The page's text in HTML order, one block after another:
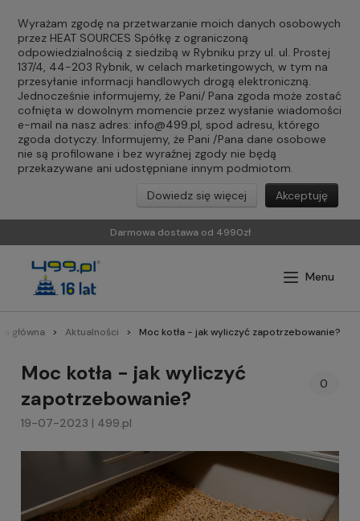
Wyrażam zgodę na przetwarzanie moich danych osobowych
przez HEAT SOURCES Spółkę z ograniczoną
odpowiedzialnością z siedzibą w Rybniku przy ul. ul. Prostej
137/4, 44-203 Rybnik, w celach marketingowych, w tym na
przesyłanie informacji handlowych drogą elektroniczną.
Jednocześnie informujemy, że Pani/ Pana zgoda może zostać
cofnięta w dowolnym momencie przez wysłanie wiadomości
e-mail na nasz adres: info@499.pl, spod adresu, którego
zgoda dotyczy. Informujemy, że Pani /Pana dane osobowe
nie są profilowane i bez wyraźnej zgody nie będą
przekazywane ani udostępniane innym podmiotom.
Akceptuję
Dowiedz się więcej
Darmowa dostawa od 4990zł
główna Aktualności Moc kotła - jak wyliczyć zapotrzebowanie?
Moc kotła - jak wyliczyć
zapotrzebowanie?
0
19-07-2023 | 499.pl